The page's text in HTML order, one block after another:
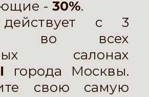
- 30%.
с 3
во всех
салонах
города Москвы.
свою самую